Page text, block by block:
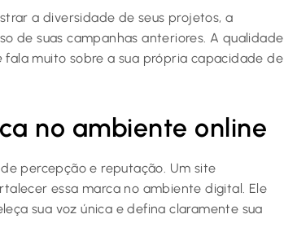
a diversidade de seus projetos, a
de suas campanhas anteriores. A qualidade
fala muito sobre a sua própria capacidade de
no ambiente online
percepção e reputação. Um site
essa marca no ambiente digital. Ele
sua voz única e defina claramente sua